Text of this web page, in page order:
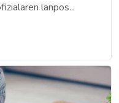
lanpos...